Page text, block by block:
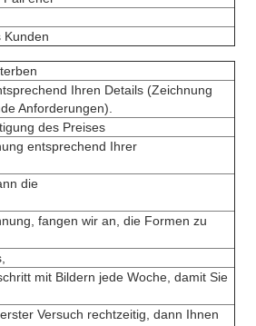
Kunden
Ihren Details (Zeichnung
Anforderungen).
des Preises
entsprechend Ihrer
die
fangen wir an, die Formen zu
mit Bildern jede Woche, damit Sie
Versuch rechtzeitig, dann Ihnen